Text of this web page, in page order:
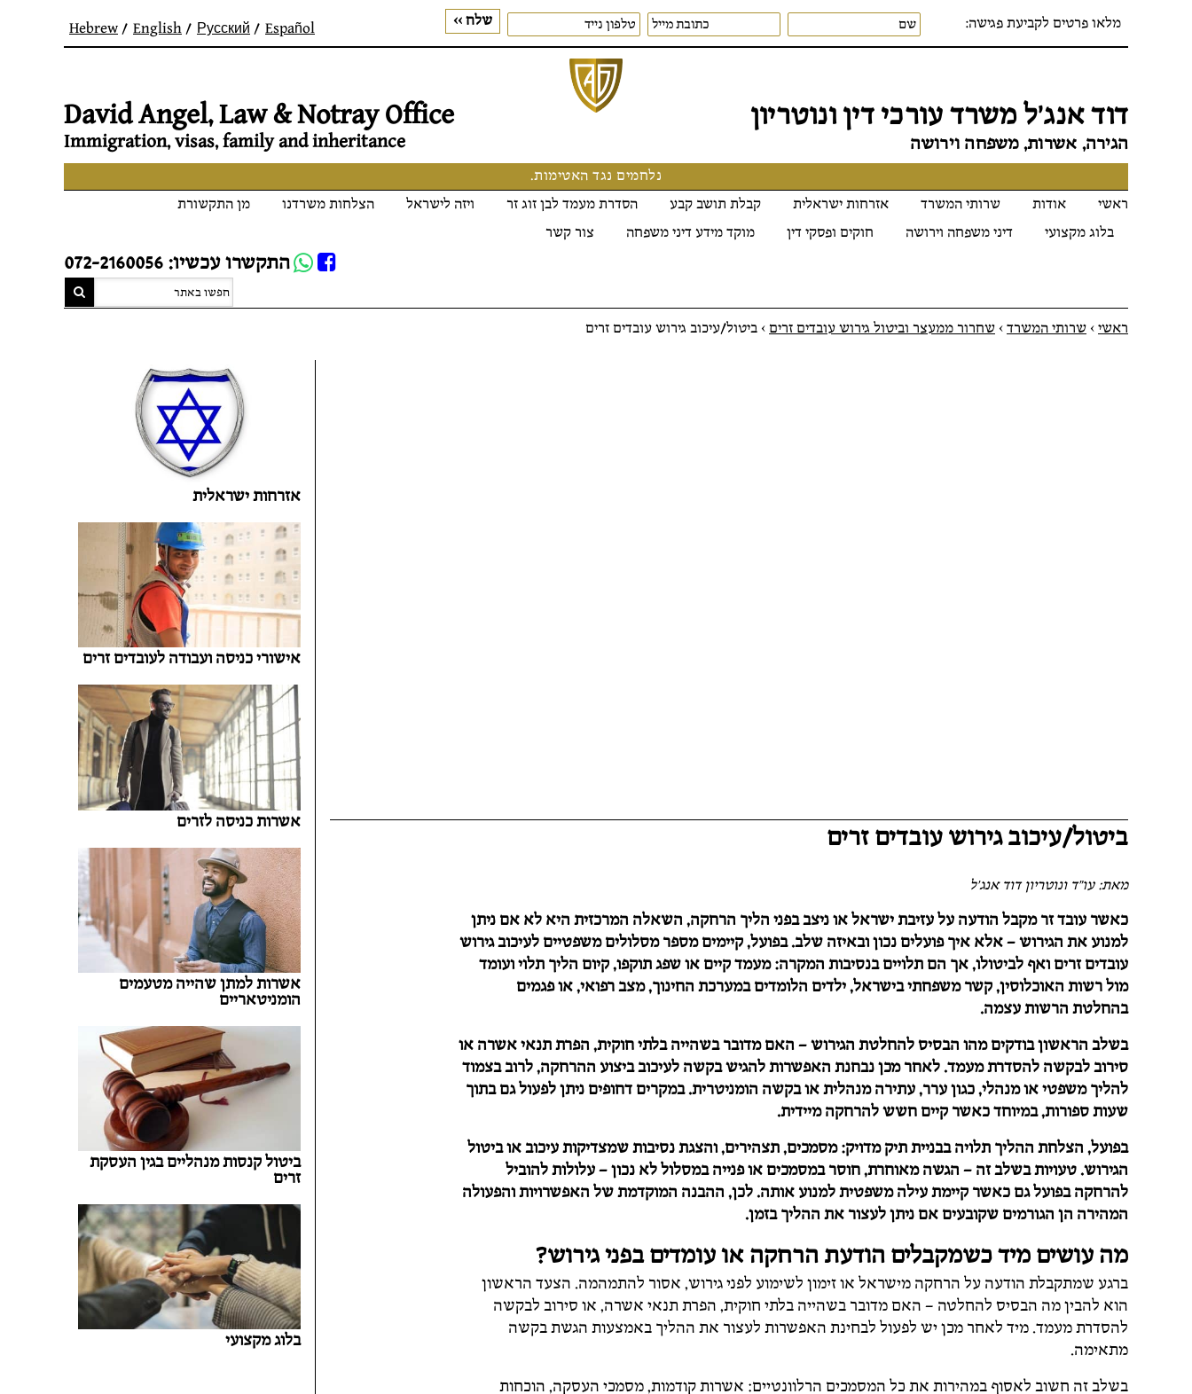
מלאו פרטים לקביעת פגישה: Hebrew English Русский Español
דוד אנג׳ל משרד עורכי דין ונוטריון
הגירה, אשרות, משפחה וירושה
David Angel, Law & Notray Office
Immigration, visas, family and inheritance
נלחמים נגד האטימות.
ראשי
אודות שרותי המשרד אזרחות ישראלית קבלת תושב קבע הסדרת מעמד לבן זוג זר ויזה לישראל הצלחות משרדנו
מן התקשורת
בלוג מקצועי
דיני משפחה וירושה חוקים ופסקי דין מוקד מידע דיני משפחה צור קשר
התקשרו עכשיו: 072-2160056
Whatsapp FB
ראשי > שרותי המשרד > שחרור ממעצר וביטול גירוש עובדים זרים > ביטול/עיכוב גירוש עובדים זרים
ביטול/עיכוב גירוש עובדים זרים
מאת: עו"ד ונוטריון דוד אנג'ל
כאשר עובד זר מקבל הודעה על עזיבת ישראל או ניצב בפני הליך הרחקה, השאלה המרכזית היא לא אם ניתן
למנוע את הגירוש – אלא איך פועלים נכון ובאיזה שלב. בפועל, קיימים מספר מסלולים משפטיים לעיכוב גירוש
עובדים זרים ואף לביטולו, אך הם תלויים בנסיבות המקרה: מעמד קיים או שפג תוקפו, קיום הליך תלוי ועומד
מול רשות האוכלוסין, קשר משפחתי בישראל, ילדים הלומדים במערכת החינוך, מצב רפואי, או פגמים
בהחלטת הרשות עצמה.
בשלב הראשון בודקים מהו הבסיס להחלטת הגירוש – האם מדובר בשהייה בלתי חוקית, הפרת תנאי אשרה או
סירוב לבקשה להסדרת מעמד. לאחר מכן נבחנת האפשרות להגיש בקשה לעיכוב ביצוע ההרחקה, לרוב בצמוד
להליך משפטי או מנהלי, כגון ערר, עתירה מנהלית או בקשה הומניטרית. במקרים דחופים ניתן לפעול גם בתוך
שעות ספורות, במיוחד כאשר קיים חשש להרחקה מיידית.
בפועל, הצלחת ההליך תלויה בבניית תיק מדויק: מסמכים, תצהירים, והצגת נסיבות שמצדיקות עיכוב או ביטול
הגירוש. טעויות בשלב זה – הגשה מאוחרת, חוסר במסמכים או פנייה במסלול לא נכון – עלולות להוביל
להרחקה בפועל גם כאשר קיימת עילה משפטית למנוע אותה. לכן, ההבנה המוקדמת של האפשרויות והפעולה
המהירה הן הגורמים שקובעים אם ניתן לעצור את ההליך בזמן.
מה עושים מיד כשמקבלים הודעת הרחקה או עומדים בפני גירוש?
ברגע שמתקבלת הודעה על הרחקה מישראל או זימון לשימוע לפני גירוש, אסור להתמהמה. הצעד הראשון
הוא להבין מה הבסיס להחלטה – האם מדובר בשהייה בלתי חוקית, הפרת תנאי אשרה, או סירוב לבקשה
להסדרת מעמד. מיד לאחר מכן יש לפעול לבחינת האפשרות לעצור את ההליך באמצעות הגשת בקשה
מתאימה.
בשלב זה חשוב לאסוף במהירות את כל המסמכים הרלוונטיים: אשרות קודמות, מסמכי העסקה, הוכחות
אזרחות ישראלית
אישורי כניסה ועבודה לעובדים זרים
אשרות כניסה לזרים
אשרות למתן שהייה מטעמים
הומניטאריים
ביטול קנסות מנהליים בגין העסקת
זרים
בלוג מקצועי